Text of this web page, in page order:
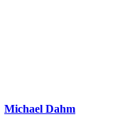
Michael Dahm